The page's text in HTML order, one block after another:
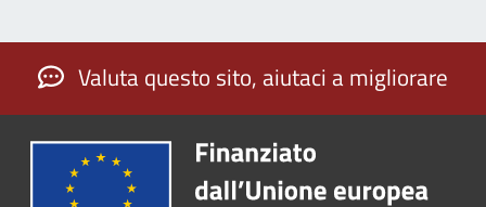
Valuta questo sito, aiutaci a migliorare